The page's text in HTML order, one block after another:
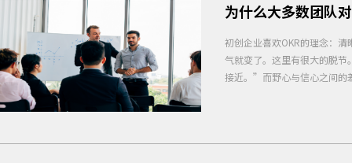
为什么大多数团队
初创企业喜欢OKR的理念：
气就变了。这里有很大的脱
接近。”而野心与信心之间的